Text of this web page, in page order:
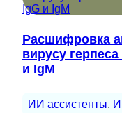
Расшифровка
вирусу
и IgM
ИИ ассистенты,